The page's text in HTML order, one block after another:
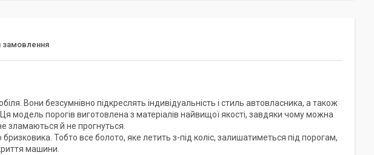
замовлення
Вони безсумнівно підкреслять індивідуальність і стиль автовласника, а також
модель порогів виготовлена з матеріалів найвищої якості, завдяки чому можна
зламаються й не прогнуться.
Тобто все болото, яке летить з-під коліс, залишатиметься під порогам,
машини.